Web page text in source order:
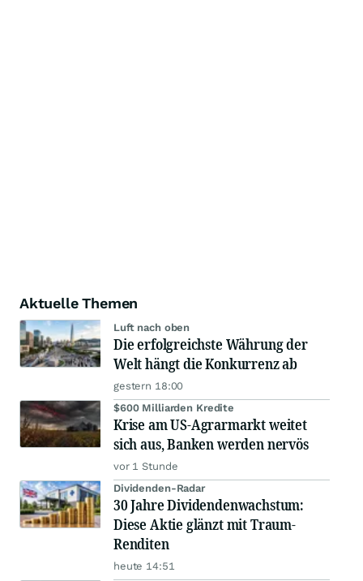
Aktuelle Themen
Luft nach oben
Die erfolgreichste Währung der
Welt hängt die Konkurrenz ab
gestern 18:00
$600 Milliarden Kredite
Krise am US-Agrarmarkt weitet
sich aus, Banken werden nervös
vor 1 Stunde
Dividenden-Radar
30 Jahre Dividendenwachstum:
Diese Aktie glänzt mit Traum-
Renditen
heute 14:51